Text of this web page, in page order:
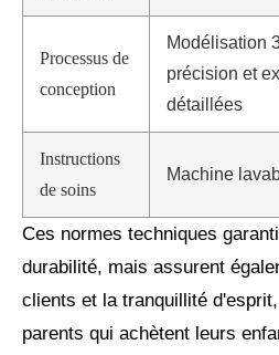
Processus de
conception
Modélisation
précision et
détaillées
Instructions
de soins
Machine
Ces normes techniques
durabilité, mais assurent
clients et la tranquillité
parents qui achètent leurs